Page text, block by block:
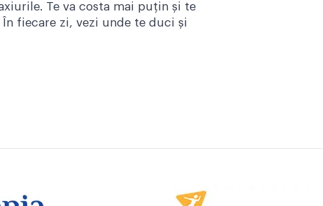
Te va costa mai puțin și te
fiecare zi, vezi unde te duci și